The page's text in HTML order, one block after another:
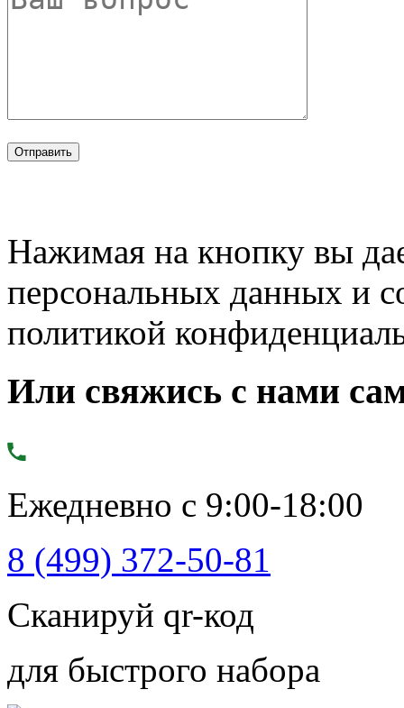
Нажимая на кнопку вы
персональных данных и
политикой
Или свяжись с нами
Ежедневно с 9:00-18:00
8 (499) 372-50-81
Сканируй qr-код
для быстрого набора